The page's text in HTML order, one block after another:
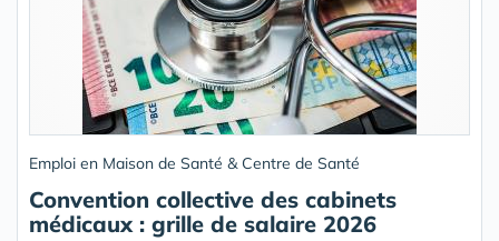
Emploi en Maison de Santé & Centre de Santé
Convention collective des cabinets
médicaux : grille de salaire 2026